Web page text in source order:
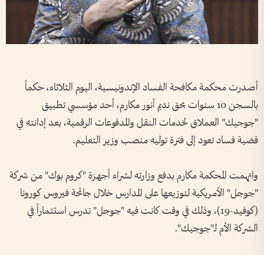
أصدرت محكمة مكافحة الفساد الإندونيسية، اليوم الثلاثاء، حكماً
بالسجن 10 سنوات بحق نديم أنور مكارم، أحد مؤسسي تطبيق
"جوجيك" العملاق لخدمات النقل والمدفوعات الرقمية، بعد إدانته في
قضية فساد تعود إلى فترة توليه منصب وزير التعليم.
واتهمت المحكمة مكارم بدفع وزارته لشراء أجهزة "كروم بوك" من شركة
"جوجل" الأمريكية لتوزيعها على المدارس خلال جائحة فيروس كورونا
(كوفيد-19)، وذلك في وقت كانت فيه "جوجل" تدرس استثماراً في
الشركة الأم لـ"جوجيك".